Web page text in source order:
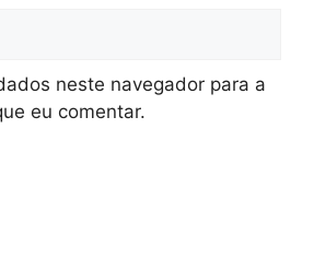
neste navegador para a
eu comentar.